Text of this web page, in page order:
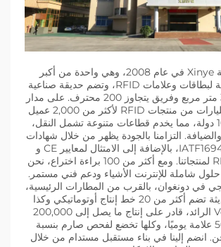
تأسست شركة Xinye في عام 2008، وهي واحدة من أكبر
الشركات المصنعة لبطاقات وعلامات RFID، وتضم حديقة صناعية
مساحتها 30,000 متر مربع وفريق يتجاوز 200 محترف. على مدار
16 عامًا، قدمنا مليارات من منتجات RFID لأكثر من 2,000 عميل
في أكثر من 100 دولة، مما يخدم قطاعات متنوعة تشمل النقل،
والضيافة. التزامنا بالجودة يظهر من خلال شهادات
ISO9001 و IATF16949، بالإضافة إلى الامتثال لمعايير CE و
ROHS و REACH لمنتجاتنا. ومع أكثر من 100 براءة اختراع، نحن
شاملة للإنترنت الأشياء ودعم فني مستمر.
في دونغوان، بالقرب من المطارات الرئيسية،
يضم مرافق حديثة تضم أكثر من 20 خط إنتاج أوتوماتيكي وكذا
مختبر Voyantic الرائد، قادر على إنتاج ما يصل إلى 200,000
بطاقة و50,000 علامة يوميًا، وكلها تخضع لفحص صارم بنسبة
انضم إلينا في بناء مستقبل مستدام من خلال